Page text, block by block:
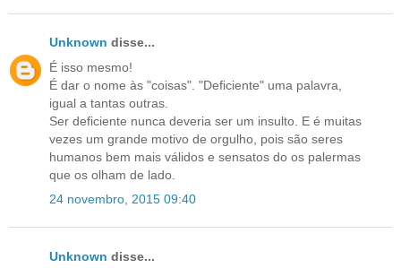
Unknown disse...
É isso mesmo!
É dar o nome às "coisas". "Deficiente" uma palavra,
igual a tantas outras.
Ser deficiente nunca deveria ser um insulto. E é muitas
vezes um grande motivo de orgulho, pois são seres
humanos bem mais válidos e sensatos do os palermas
que os olham de lado.
24 novembro, 2015 09:40
Unknown disse...